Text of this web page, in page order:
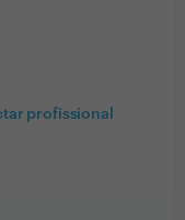
profissional